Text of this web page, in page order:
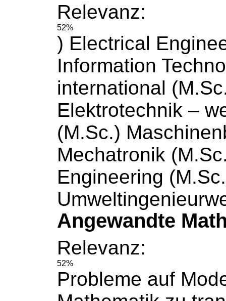
Relevanz:
52%
) Electrical
Information
international
Elektrotechnik –
(M.Sc.)
Mechatronik
Engineering
Angewandte
Relevanz:
52%
Probleme auf